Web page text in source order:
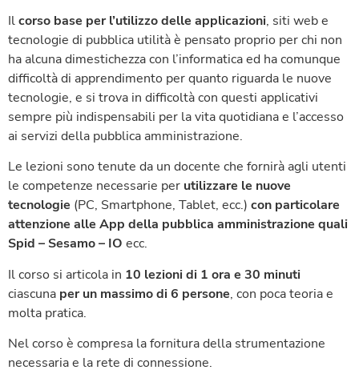
Ilcorso base per l’utilizzo delle applicazioni, siti web e
tecnologie di pubblica utilità è pensato proprio per chi non
ha alcuna dimestichezza con l’informatica ed ha comunque
difficoltà di apprendimento per quanto riguarda le nuove
tecnologie, e si trova in difficoltà con questi applicativi
sempre più indispensabili per la vita quotidiana e l’accesso
ai servizi della pubblica amministrazione.
Le lezioni sono tenute da un docente che fornirà agli utenti
le competenze necessarie per utilizzare le nuove
tecnologie (PC, Smartphone, Tablet, ecc.) con particolare
attenzione alle App della pubblica amministrazione quali
Spid – Sesamo – IO ecc.
Il corso si articola in 10 lezionidi 1 ora e 30 minuti
ciascuna per un massimo di 6 persone, con poca teoria e
molta pratica.
Nel corso è compresa la fornitura della strumentazione
necessaria e la rete di connessione.